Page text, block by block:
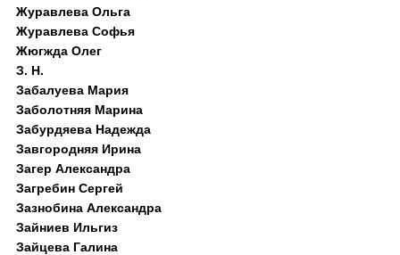
Журавлева Ольга
Журавлева Софья
Жюгжда Олег
З. Н.
Забалуева Мария
Заболотняя Марина
Забурдяева Надежда
Завгородняя Ирина
Загер Александра
Загребин Сергей
Зазнобина Александра
Зайниев Ильгиз
Зайцева Галина